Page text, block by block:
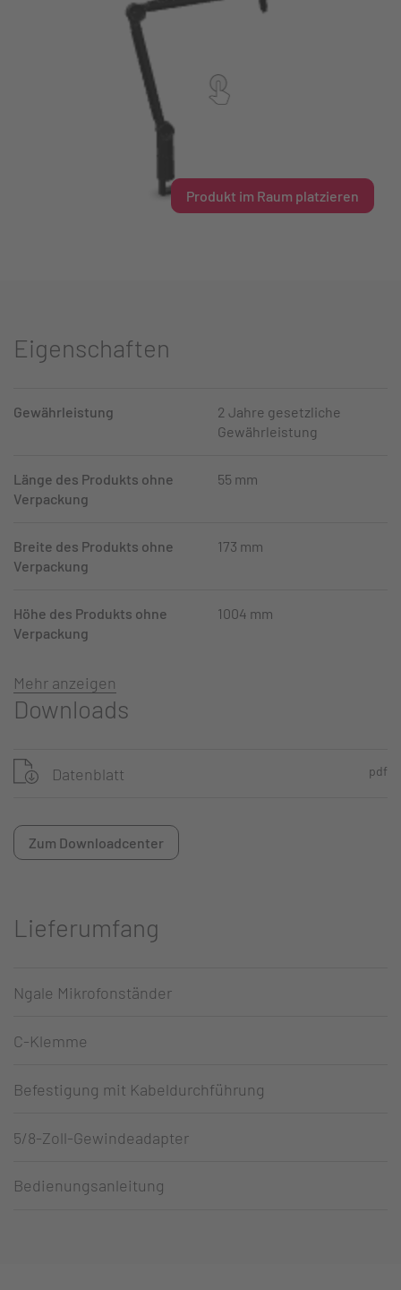
Produkt im Raum platzieren
Eigenschaften
Gewährleistung
2 Jahre gesetzliche
Gewährleistung
Länge des Produkts ohne
Verpackung
55 mm
Breite des Produkts ohne
Verpackung
173 mm
Höhe des Produkts ohne
Verpackung
1004 mm
Mehr anzeigen
Downloads
Datenblatt pdf
Zum Downloadcenter
Lieferumfang
Ngale Mikrofonständer
C-Klemme
Befestigung mit Kabeldurchführung
5/8-Zoll-Gewindeadapter
Bedienungsanleitung